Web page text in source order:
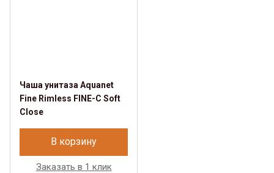
Чаша унитаза Aquanet
Fine Rimless FINE-C Soft
Close
В корзину
Заказать в 1 клик